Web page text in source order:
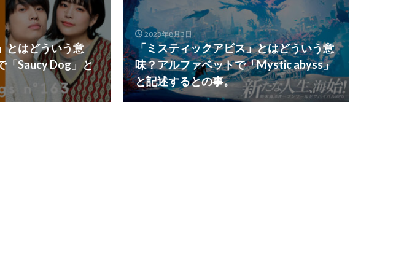
とはどういう意
「Saucy Dog」と
2023年8月3日
「ミスティックアビス」とはどういう意
味？アルファベットで「Mystic abyss」
と記述するとの事。